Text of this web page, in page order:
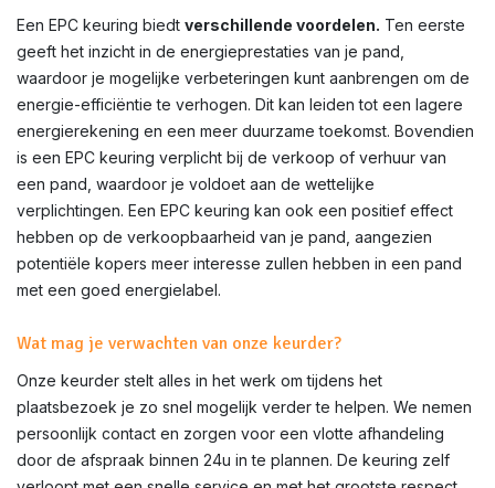
Een EPC keuring biedt verschillende voordelen. Ten eerste
geeft het inzicht in de energieprestaties van je pand,
waardoor je mogelijke verbeteringen kunt aanbrengen om de
energie-efficiëntie te verhogen. Dit kan leiden tot een lagere
energierekening en een meer duurzame toekomst. Bovendien
is een EPC keuring verplicht bij de verkoop of verhuur van
een pand, waardoor je voldoet aan de wettelijke
verplichtingen. Een EPC keuring kan ook een positief effect
hebben op de verkoopbaarheid van je pand, aangezien
potentiële kopers meer interesse zullen hebben in een pand
met een goed energielabel.
Wat mag je verwachten van onze keurder?
Onze keurder stelt alles in het werk om tijdens het
plaatsbezoek je zo snel mogelijk verder te helpen. We nemen
persoonlijk contact en zorgen voor een vlotte afhandeling
door de afspraak binnen 24u in te plannen. De keuring zelf